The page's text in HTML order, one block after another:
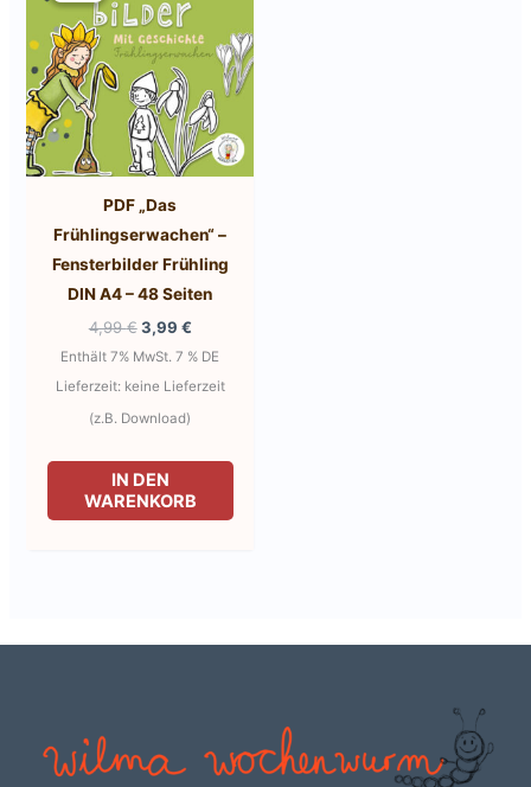
PDF „Das
Frühlingserwachen“ –
Fensterbilder Frühling
DIN A4 – 48 Seiten
4,99€ Ursprünglicher
war:
4,99 €
3,99 €Aktueller
ist:
3,99 €.
Enthält 7% MwSt. 7 % DE
Lieferzeit: keine Lieferzeit
(z.B. Download)
IN DEN
WARENKORB